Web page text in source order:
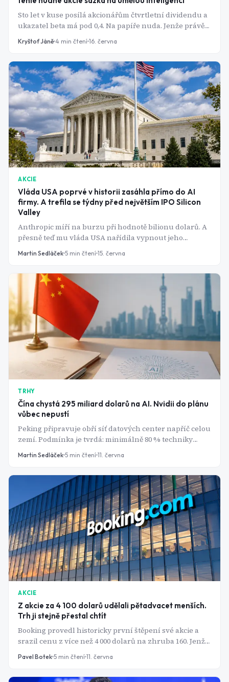
Sto let v kuse posílá akcionářům čtvrtletní dividendu a
ukazatel beta má pod 0,4. Na papíře nuda. Jenže právě
tahle regulovaná utilita se mezitím proměnila v jednu
z nejpřímějších sázek na boom kolem AI. Jak to jde
Kryštof Jáně 4 min čtení 16. června
AKCIE
Vláda USA poprvé v historii zasáhla přímo do AI
firmy. A trefila se týdny před největším IPO Silicon
Valley
Anthropic míří na burzu při hodnotě bilionu dolarů. A
přesně teď mu vláda USA nařídila vypnout jeho
nejlepší model pro většinu světa. Na ziscích firmy
Martin Sedláček 5 min čtení 15. června
TRHY
Čína chystá 295 miliard dolarů na AI. Nvidii do plánu
vůbec nepustí
Peking připravuje obří síť datových center napříč celou
zemí. Podmínka je tvrdá: minimálně 80 % techniky
musí být čínské. Pro Huawei je to jízdenka k dominanci,
Martin Sedláček 5 min čtení 11. června
AKCIE
Z akcie za 4 100 dolarů udělali pětadvacet menších.
Trh ji stejně přestal chtít
Booking provedl historicky první štěpení své akcie a
srazil cenu z více než 4 000 dolarů na zhruba 160. Jenže
za propadem nestojí cestování. Stojí za ním otázka,
Pavel Botek 5 min čtení 11. června